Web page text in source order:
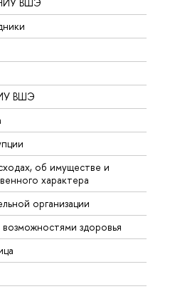
ВШЭ
об имуществе и
характера
организации
здоровья